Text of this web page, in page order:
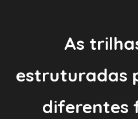
As
estruturadas
diferentes